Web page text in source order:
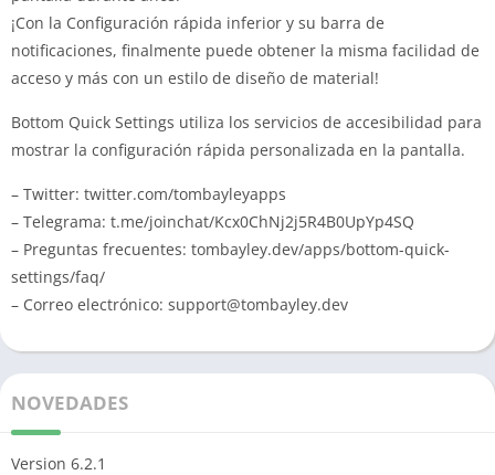
¡Con la Configuración rápida inferior y su barra de
notificaciones, finalmente puede obtener la misma facilidad de
acceso y más con un estilo de diseño de material!
Bottom Quick Settings utiliza los servicios de accesibilidad para
mostrar la configuración rápida personalizada en la pantalla.
– Twitter: twitter.com/tombayleyapps
– Telegrama: t.me/joinchat/Kcx0ChNj2j5R4B0UpYp4SQ
– Preguntas frecuentes: tombayley.dev/apps/bottom-quick-
settings/faq/
– Correo electrónico: support@tombayley.dev
NOVEDADES
Version 6.2.1